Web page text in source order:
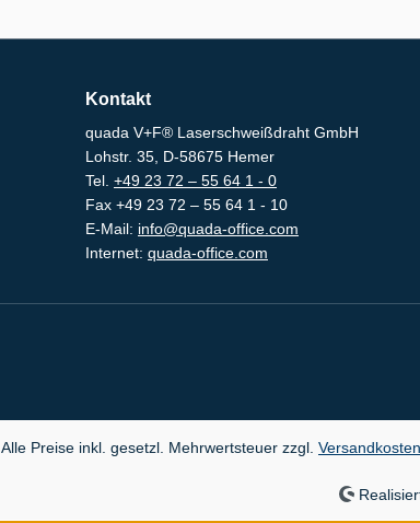
Kontakt
quada V+F® Laserschweißdraht GmbH
Lohstr. 35, D-58675 Hemer
Tel. +49 23 72 – 55 64 1 - 0
Fax +49 23 72 – 55 64 1 - 10
E-Mail: info@quada-office.com
Internet: quada-office.com
Alle Preise inkl. gesetzl. Mehrwertsteuer zzgl. Versandkosten